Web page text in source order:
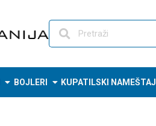
BOJLERI KUPATILSKI NAMEŠTAJ